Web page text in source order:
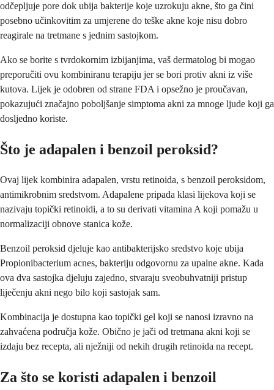
odčepljuje pore dok ubija bakterije koje uzrokuju akne, što ga čini
posebno učinkovitim za umjerene do teške akne koje nisu dobro
reagirale na tretmane s jednim sastojkom.
Ako se borite s tvrdokornim izbijanjima, vaš dermatolog bi mogao
preporučiti ovu kombiniranu terapiju jer se bori protiv akni iz više
kutova. Lijek je odobren od strane FDA i opsežno je proučavan,
pokazujući značajno poboljšanje simptoma akni za mnoge ljude koji ga
dosljedno koriste.
Što je adapalen i benzoil peroksid?
Ovaj lijek kombinira adapalen, vrstu retinoida, s benzoil peroksidom,
antimikrobnim sredstvom. Adapalene pripada klasi lijekova koji se
nazivaju topički retinoidi, a to su derivati vitamina A koji pomažu u
normalizaciji obnove stanica kože.
Benzoil peroksid djeluje kao antibakterijsko sredstvo koje ubija
Propionibacterium acnes, bakteriju odgovornu za upalne akne. Kada
ova dva sastojka djeluju zajedno, stvaraju sveobuhvatniji pristup
liječenju akni nego bilo koji sastojak sam.
Kombinacija je dostupna kao topički gel koji se nanosi izravno na
zahvaćena područja kože. Obično je jači od tretmana akni koji se
izdaju bez recepta, ali nježniji od nekih drugih retinoida na recept.
Za što se koristi adapalen i benzoil